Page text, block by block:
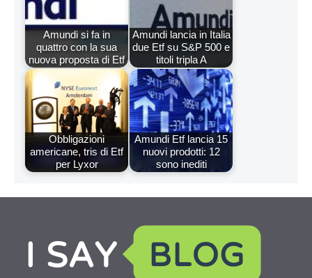
Amundi si fa in
quattro con la sua
nuova proposta di Etf
Amundi lancia in Italia
due Etf su S&P 500 e
titoli tripla A
Obbligazioni
americane, tris di Etf
per Lyxor
Amundi Etf lancia 15
nuovi prodotti: 12
sono inediti